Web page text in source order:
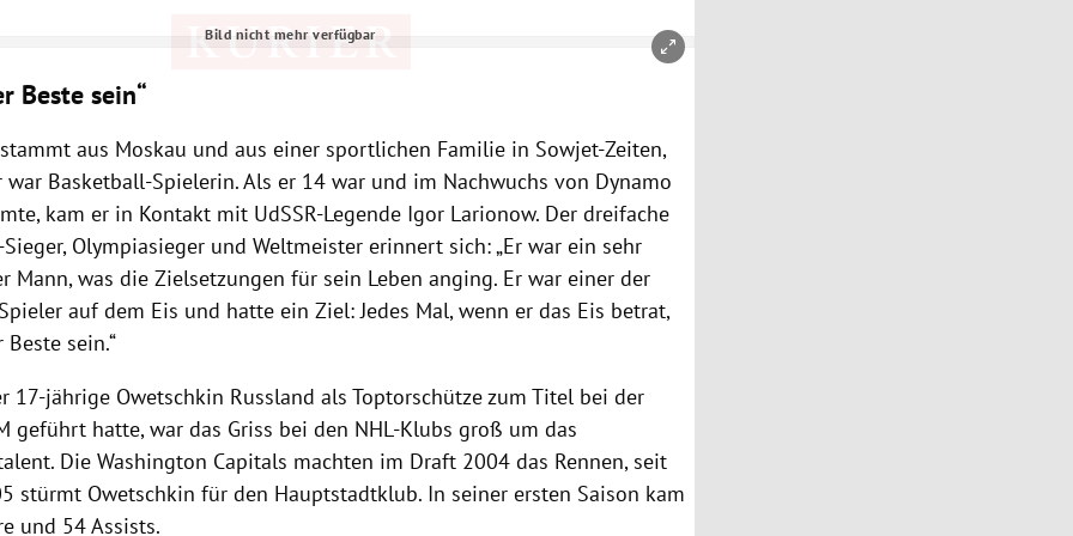
Bild nicht mehr verfügbar
öffnen/schließen
Beste sein“
aus Moskau und aus einer sportlichen Familie in Sowjet-Zeiten,
war Basketball-Spielerin. Als er 14 war und im Nachwuchs von Dynamo
kam er in Kontakt mit UdSSR-Legende Igor Larionow. Der dreifache
Olympiasieger und Weltmeister erinnert sich: „Er war ein sehr
Mann, was die Zielsetzungen für sein Leben anging. Er war einer der
auf dem Eis und hatte ein Ziel: Jedes Mal, wenn er das Eis betrat,
sein.“
17-jährige Owetschkin Russland als Toptorschütze zum Titel bei der
geführt hatte, war das Griss bei den NHL-Klubs groß um das
Die Washington Capitals machten im Draft 2004 das Rennen, seit
stürmt Owetschkin für den Hauptstadtklub. In seiner ersten Saison kam
und 54 Assists.